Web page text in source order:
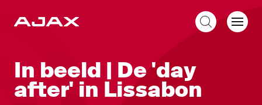
In beeld | De 'day
after' in Lissabon